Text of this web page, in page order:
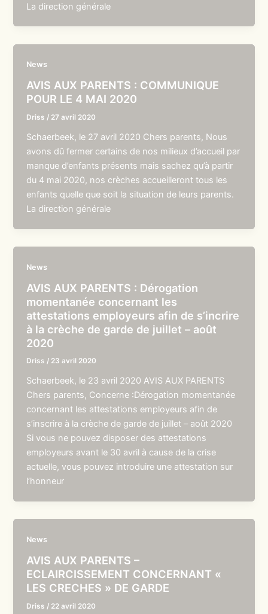
La direction générale
News
AVIS AUX PARENTS : COMMUNIQUE
POUR LE 4 MAI 2020
Driss / 27 avril 2020
Schaerbeek, le 27 avril 2020 Chers parents, Nous
avons dû fermer certains de nos milieux d’accueil par
manque d’enfants présents mais sachez qu’à partir
du 4 mai 2020, nos crèches accueilleront tous les
enfants quelle que soit la situation de leurs parents.
La direction générale
News
AVIS AUX PARENTS : Dérogation
momentanée concernant les
attestations employeurs afin de s’incrire
à la crèche de garde de juillet – août
2020
Driss / 23 avril 2020
Schaerbeek, le 23 avril 2020 AVIS AUX PARENTS
Chers parents, Concerne :Dérogation momentanée
concernant les attestations employeurs afin de
s’inscrire à la crèche de garde de juillet – août 2020
Si vous ne pouvez disposer des attestations
employeurs avant le 30 avril à cause de la crise
actuelle, vous pouvez introduire une attestation sur
l’honneur
News
AVIS AUX PARENTS –
ECLAIRCISSEMENT CONCERNANT «
LES CRECHES » DE GARDE
Driss / 22 avril 2020